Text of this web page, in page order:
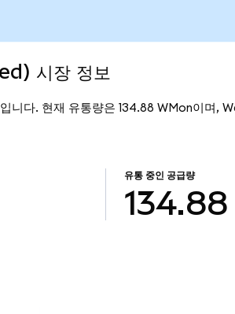
시장 정보
니다. 현재 유통량은 134.88 WMon이며,
유통 중인 공급량
134.88